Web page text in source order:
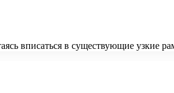
вписаться в существующие узкие